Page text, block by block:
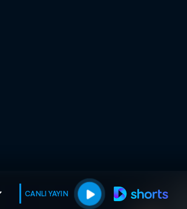
CANLI YAYIN
muhteşem ikili